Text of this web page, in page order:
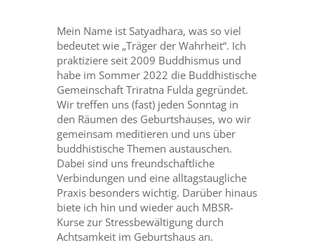
Mein Name ist Satyadhara, was so viel
bedeutet wie „Träger der Wahrheit“. Ich
praktiziere seit 2009 Buddhismus und
habe im Sommer 2022 die Buddhistische
Gemeinschaft Triratna Fulda gegründet.
Wir treffen uns (fast) jeden Sonntag in
den Räumen des Geburtshauses, wo wir
gemeinsam meditieren und uns über
buddhistische Themen austauschen.
Dabei sind uns freundschaftliche
Verbindungen und eine alltagstaugliche
Praxis besonders wichtig. Darüber hinaus
biete ich hin und wieder auch MBSR-
Kurse zur Stressbewältigung durch
Achtsamkeit im Geburtshaus an.